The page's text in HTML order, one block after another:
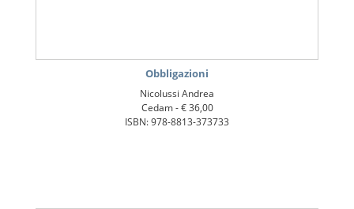
Obbligazioni
Nicolussi Andrea
Cedam -€ 36,00
ISBN: 978-8813-373733